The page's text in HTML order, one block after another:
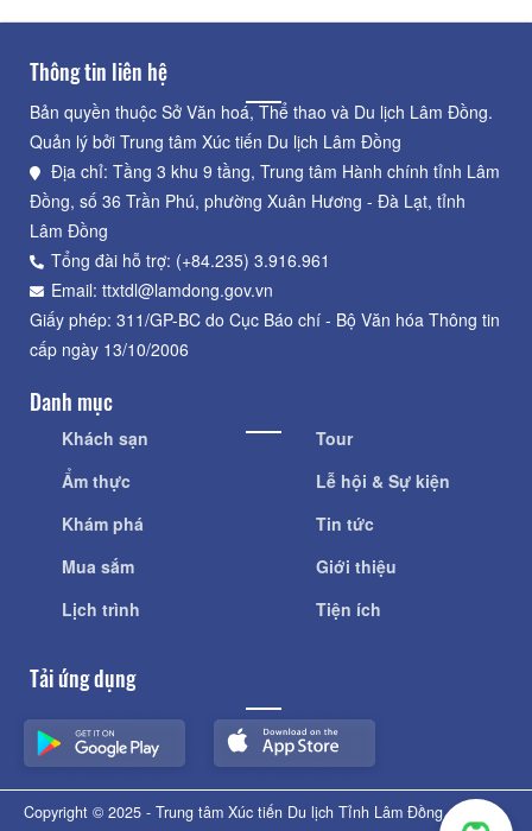
Thông tin liên hệ
Bản quyền thuộc Sở Văn hoá, Thể thao và Du lịch Lâm Đồng.
Quản lý bởi Trung tâm Xúc tiến Du lịch Lâm Đồng
Địa chỉ: Tầng 3 khu 9 tầng, Trung tâm Hành chính tỉnh Lâm
Đồng, số 36 Trần Phú, phường Xuân Hương - Đà Lạt, tỉnh
Lâm Đồng
Tổng đài hỗ trợ: (+84.235) 3.916.961
Email: ttxtdl@lamdong.gov.vn
Giấy phép: 311/GP-BC do Cục Báo chí - Bộ Văn hóa Thông tin
cấp ngày 13/10/2006
Danh mục
Khách sạn
Ẩm thực
Khám phá
Mua sắm
Lịch trình
Tour
Lễ hội & Sự kiện
Tin tức
Giới thiệu
Tiện ích
Tải ứng dụng
Copyright © 2025 - Trung tâm Xúc tiến Du lịch Tỉnh Lâm Đồng